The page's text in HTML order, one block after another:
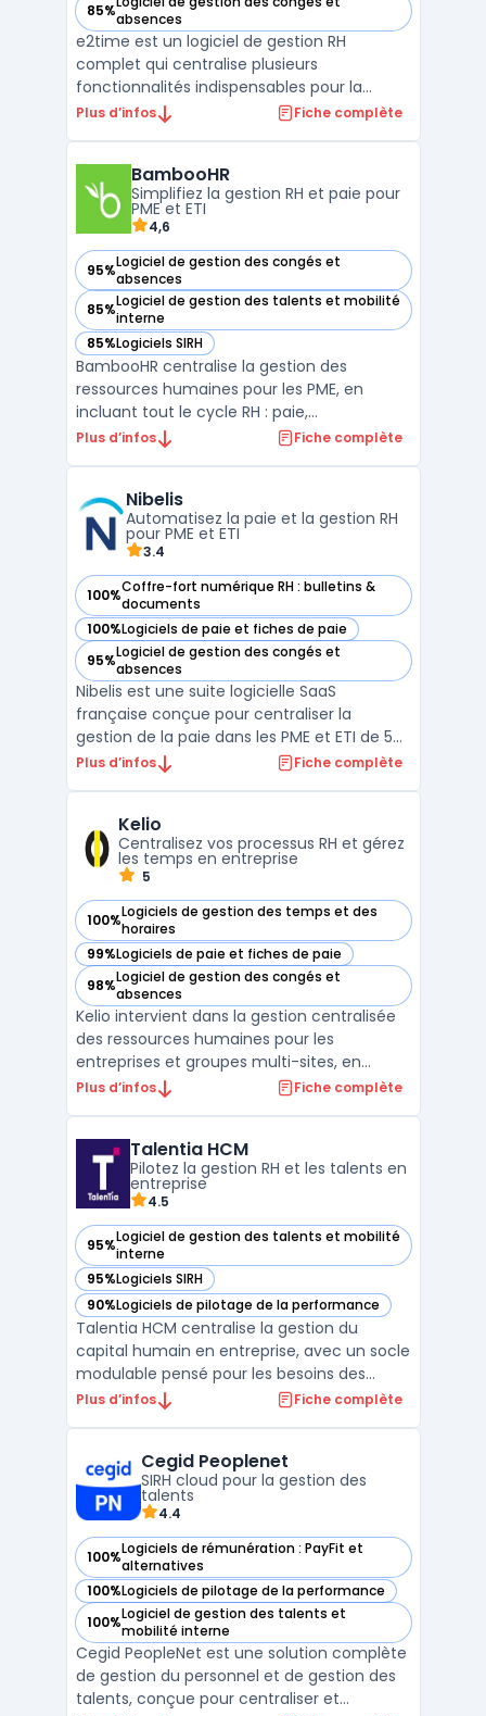
85%absences
— voir e2time dans cette catégorie
e2time est un logiciel de gestion RH
complet qui centralise plusieurs
fonctionnalités indispensables pour la
gestion des ressources humaines en
congés et absences, et de fluidifier la
gestion des plannings. ...
Plus d’infos Fiche complète
BambooHR
Simplifiez la gestion RH et paie pour
PME et ETI
4,6
95%Logiciel de gestion des congés et
absences
— voir BambooHR dans cette catégorie
85%Logiciel de gestion des talents et mobilité
interne
— voir BambooHR dans cette catégorie
85%Logiciels SIRH
— voir BambooHR dans cette catégorie
BambooHR centralise la gestion des
ressources humaines pour les PME, en
incluant tout le cycle RH : paie,
administration des avantages sociaux,
font face à la multiplication des outils et à
une visibilité limitée s ...
Plus d’infos Fiche complète
Nibelis
Automatisez la paie et la gestion RH
pour PME et ETI
3.4
100%Coffre-fort numérique RH : bulletins &
documents
— voir Nibelis dans cette catégorie
100%Logiciels de paie et fiches de paie
— voir Nibelis dans cette catégorie
95%Logiciel de gestion des congés et
absences
— voir Nibelis dans cette catégorie
Nibelis est une suite logicielle SaaS
française conçue pour centraliser la
gestion de la paie dans les PME et ETI de 50
à 3 000 salariés, quels que soient leur
un environnement marqué par de
nombreuses obligations ...
Plus d’infos Fiche complète
Kelio
Centralisez vos processus RH et gérez
les temps en entreprise
5
100%Logiciels de gestion des temps et des
horaires
— voir Kelio dans cette catégorie
99%Logiciels de paie et fiches de paie
— voir Kelio dans cette catégorie
98%Logiciel de gestion des congés et
absences
— voir Kelio dans cette catégorie
Kelio intervient dans la gestion centralisée
des ressources humaines pour les
entreprises et groupes multi-sites, en
intégrant l’ensemble des fonctionnalités
s’adresse aux organisations ayant des
besoins spécifiques de su ...
Plus d’infos Fiche complète
Talentia HCM
Pilotez la gestion RH et les talents en
entreprise
4.5
95%Logiciel de gestion des talents et mobilité
interne
— voir Talentia HCM dans cette catégorie
95%Logiciels SIRH
— voir Talentia HCM dans cette catégorie
90%Logiciels de pilotage de la performance
— voir Talentia HCM dans cette catégorie
Talentia HCM centralise la gestion du
capital humain en entreprise, avec un socle
modulable pensé pour les besoins des
organisations de taille moyenne à grande.
administrative jusqu’à la planification des
effectifs. Les équipes ...
Plus d’infos Fiche complète
Cegid Peoplenet
SIRH cloud pour la gestion des
talents
4.4
100%Logiciels de rémunération : PayFit et
alternatives
— voir Cegid Peoplenet dans cette catégorie
100%Logiciels de pilotage de la performance
— voir Cegid Peoplenet dans cette catégorie
100%Logiciel de gestion des talents et
mobilité interne
— voir Cegid Peoplenet dans cette catégorie
Cegid PeopleNet est une solution complète
de gestion du personnel et de gestion des
talents, conçue pour centraliser et